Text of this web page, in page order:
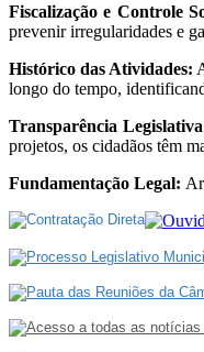
Fiscalização e Controle
prevenir irregularidades e
Histórico das Atividades:
longo do tempo,
Transparência
projetos, os cidadãos têm
Fundamentação Legal: